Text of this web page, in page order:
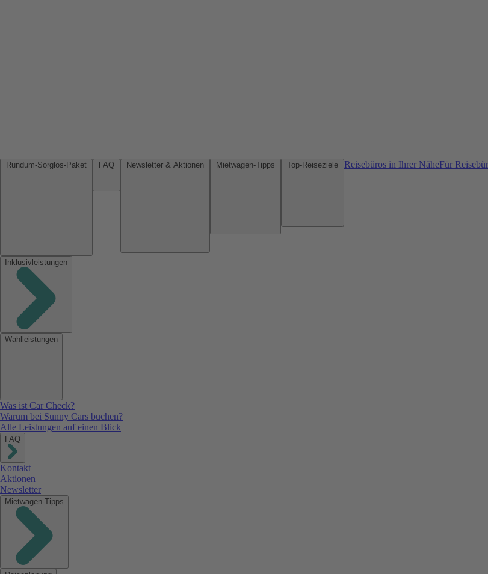
Reisebüros in Ihrer NäheFür
Inklusivleistungen
Wahlleistungen
Was ist Car Check?
Warum bei Sunny Cars buchen?
Alle Leistungen auf einen Blick
FAQ
Kontakt
Aktionen
Newsletter
Mietwagen-Tipps